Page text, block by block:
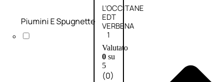
L’OCCITANE
EDT
VERBENA
1
Valutato
0su
5
(0)
Piumini E Spugnette